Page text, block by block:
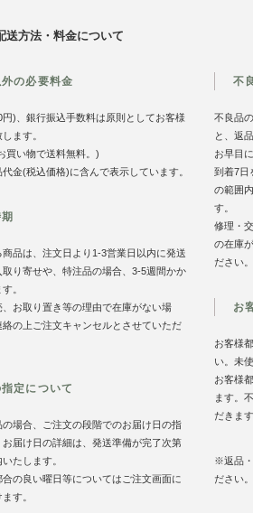
送方法・料金について
の必要料金
)、銀行振込手数料は原則としてお客様
ます。
買い物で送料無料。)
金(税込価格)に含んで表示しています。
品は、注文日より1-3営業日以内に発送
取り寄せや、特注品の場合、3-5週間かか
。
お取り置き等の理由で在庫がない場
の上ご注文キャンセルとさせていただ
定について
場合、ご注文の段階でのお届け日の指
お届け日の詳細は、発送準備が完了次第
たします。
の良い曜日等についてはご注文画面に
す。
不
不良品
と、返
お早目
到着7日
の範囲
す。
修理・
の在庫
ださい。
お
お客様
い。未
お客様
ます。
だきます
※返品・
ださい